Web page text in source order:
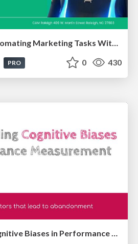
Kristin Tynski - Automating Marketing Tasks With AI
PRO 0 430
Understanding Cognitive Biases in Performance Measurement